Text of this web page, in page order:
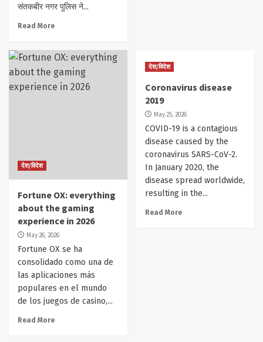
संतकबीर नगर पुलिस ने...
Read More
देश/विदेश
Fortune OX: everything
about the gaming
experience in 2026
May 26, 2026
Fortune OX se ha
consolidado como una de
las aplicaciones más
populares en el mundo
de los juegos de casino,...
Read More
देश/विदेश
Coronavirus disease
2019
May 25, 2026
COVID-19 is a contagious
disease caused by the
coronavirus SARS-CoV-2.
In January 2020, the
disease spread worldwide,
resulting in the...
Read More